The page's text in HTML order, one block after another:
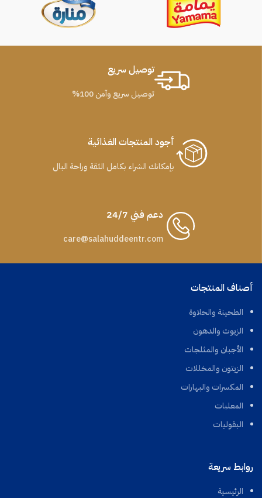
توصيل سريع
توصيل سريع وآمن 100%
أجود المنتجات الغذائية
بإمكانك الشراء بكامل الثقة وراحة البال
دعم فني 24/7
care@salahuddeentr.com
أصناف المنتجات
الطحينة والحلاوة
الزيوت والدهون
الأجبان والمثلجات
الزيتون والمخللات
المكسرات والبهارات
المعلبات
البقوليات
روابط سريعة
الرئيسية